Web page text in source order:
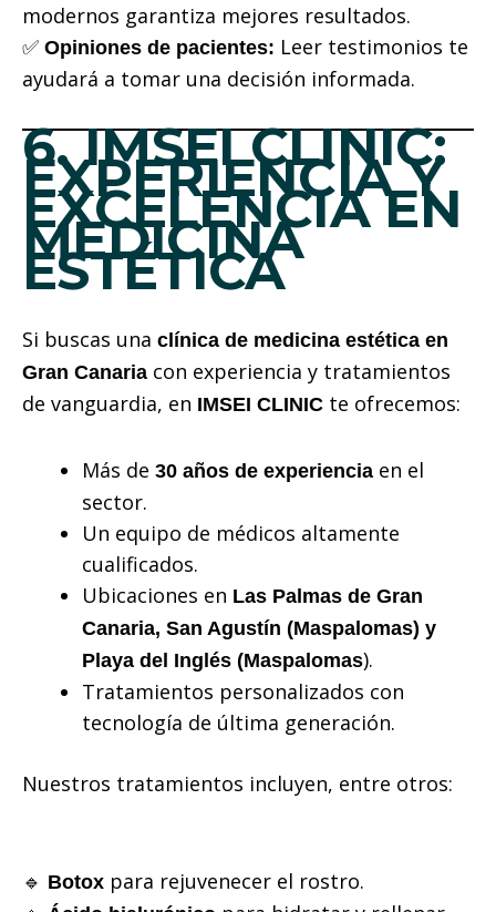
modernos garantiza mejores resultados.
✅ Opiniones de pacientes: Leer testimonios te
ayudará a tomar una decisión informada.
6. IMSEI CLINIC:
EXPERIENCIA Y
EXCELENCIA EN
MEDICINA
ESTÉTICA
Si buscas una clínica de medicina estética en
Gran Canaria con experiencia y tratamientos
de vanguardia, en IMSEI CLINIC te ofrecemos:
Más de 30 años de experiencia en el
sector.
Un equipo de médicos altamente
cualificados.
Ubicaciones en Las Palmas de Gran
Canaria, San Agustín (Maspalomas) y
Playa del Inglés (Maspalomas).
Tratamientos personalizados con
tecnología de última generación.
Nuestros tratamientos incluyen, entre otros:
🔹 Botox para rejuvenecer el rostro.